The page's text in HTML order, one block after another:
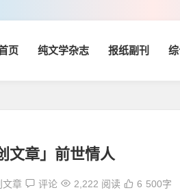
页 纯文学杂志 报纸副刊
文章」前世情人
文章 评论 2,222 阅读 6 500字